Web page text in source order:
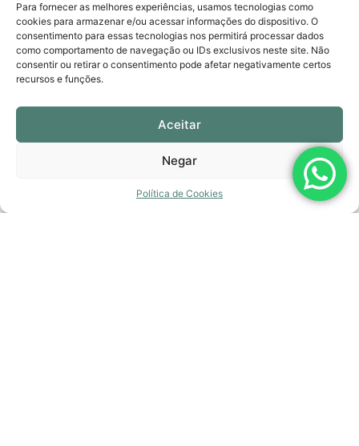
Para fornecer as melhores experiências, usamos tecnologias como
cookies para armazenar e/ou acessar informações do dispositivo. O
consentimento para essas tecnologias nos permitirá processar dados
como comportamento de navegação ou IDs exclusivos neste site. Não
consentir ou retirar o consentimento pode afetar negativamente certos
recursos e funções.
Aceitar
Negar
Política de Cookies
também de histórias reais. E eu quis que a minha fosse
contada não apenas como uma história de
superação, mas como um convite ao cuidado com o
corpo, com a mente e com a vida como um todo.
OOutubro Rosaestá terminando, mas o cuidado não
tem data para acabar. Cuidar é um ato contínuo — de
amor, de presença, de respeito com o próprio corpo
e com a própria história. E é isso que quero continuar
promovendo, tanto nas minhas falas quanto nas